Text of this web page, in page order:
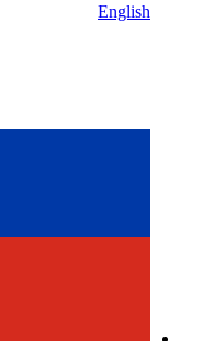
English